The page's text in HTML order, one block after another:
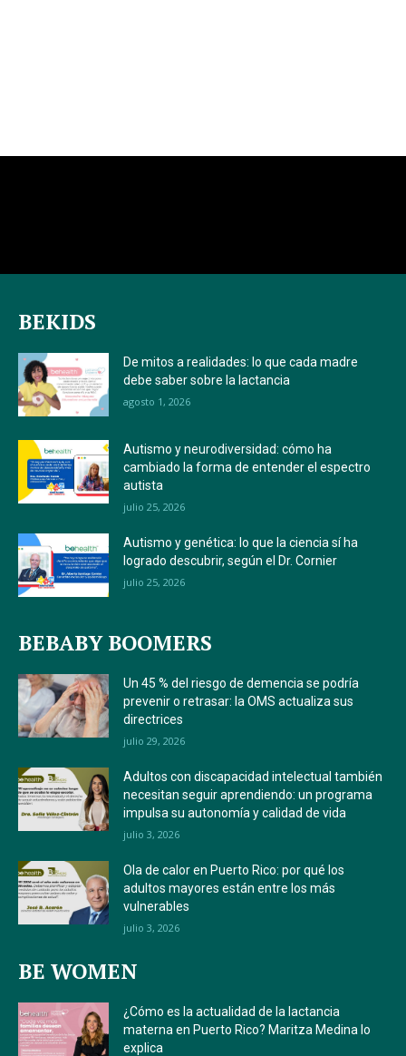
BEKIDS
De mitos a realidades: lo que cada madre
debe saber sobre la lactancia
agosto 1, 2026
Autismo y neurodiversidad: cómo ha
cambiado la forma de entender el espectro
autista
julio 25, 2026
Autismo y genética: lo que la ciencia sí ha
logrado descubrir, según el Dr. Cornier
julio 25, 2026
BEBABY BOOMERS
Un 45 % del riesgo de demencia se podría
prevenir o retrasar: la OMS actualiza sus
directrices
julio 29, 2026
Adultos con discapacidad intelectual también
necesitan seguir aprendiendo: un programa
impulsa su autonomía y calidad de vida
julio 3, 2026
Ola de calor en Puerto Rico: por qué los
adultos mayores están entre los más
vulnerables
julio 3, 2026
BE WOMEN
¿Cómo es la actualidad de la lactancia
materna en Puerto Rico? Maritza Medina lo
explica